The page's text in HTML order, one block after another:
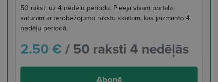
50 raksti uz 4 nedēļu periodu. Pieeja visam portāla
saturam ar ierobežojumu rakstu skaitam, kas jāizmanto 4
nedēļu periodā.
2.50 € / 50 raksti 4 nedēļās